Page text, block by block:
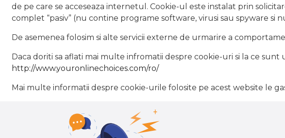
de pe care se acceseaza internetul. Cookie-ul este instalat prin
complet “pasiv” (nu contine programe software, virusi sau spyware
De asemenea folosim si alte servicii externe de urmarire a
Daca doriti sa aflati mai multe infromatii despre cookie-uri si la ce
http://www.youronlinechoices.com/ro/
Mai multe informatii despre cookie-urile folosite pe acest website le